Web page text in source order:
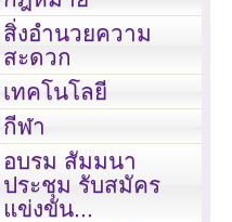
สิ่งอำนวยความ
สะดวก
เทคโนโลยี
กีฬา
อบรม สัมมนา
ประชุม รับสมัคร
แข่งขัน...